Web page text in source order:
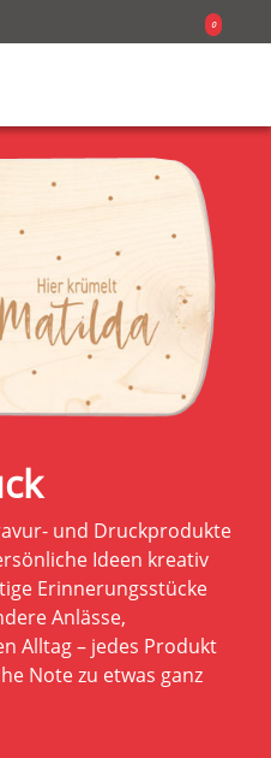
0
und Druckprodukte
Ideen kreativ
Erinnerungsstücke
Anlässe,
Alltag – jedes Produkt
Note zu etwas ganz